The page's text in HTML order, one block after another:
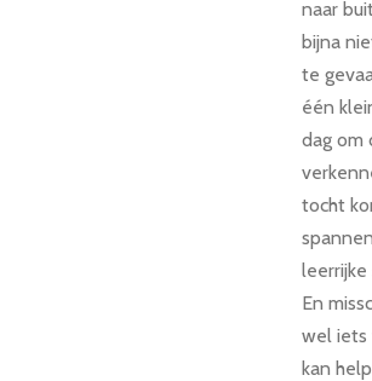
naar
bijna
te
één
dag om
tocht
En
wel iets
kan